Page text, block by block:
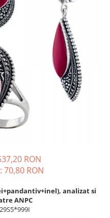
RON
70,80 RON
analizat si
ANPC